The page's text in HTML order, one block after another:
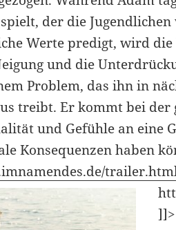
der die
Werte predigt, wird
und die
Problem, das ihn in
treibt. Er kommt bei der
und Gefühle an eine
Konsequenzen haben
]]>